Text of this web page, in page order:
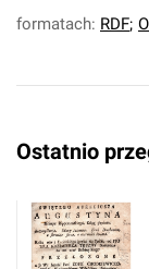
formatach: RDF;
Ostatnio